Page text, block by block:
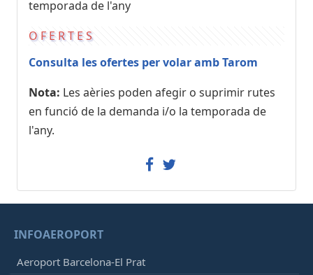
temporada de l'any
OFERTES
Consulta les ofertes per volar amb Tarom
Nota: Les aèries poden afegir o suprimir rutes
en funció de la demanda i/o la temporada de
l'any.
INFOAEROPORT
Aeroport Barcelona-El Prat